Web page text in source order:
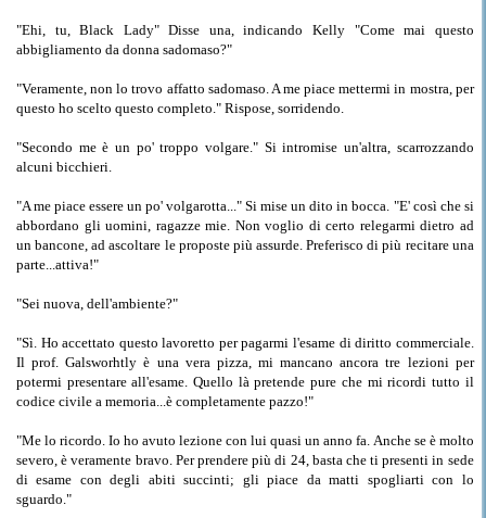
"Ehi, tu, Black Lady" Disse una, indicando Kelly "Come mai questo
abbigliamento da donna sadomaso?"
"Veramente, non lo trovo affatto sadomaso. A me piace mettermi in mostra, per
questo ho scelto questo completo." Rispose, sorridendo.
"Secondo me è un po' troppo volgare." Si intromise un'altra, scarrozzando
alcuni bicchieri.
"A me piace essere un po' volgarotta..." Si mise un dito in bocca. "E' così che si
abbordano gli uomini, ragazze mie. Non voglio di certo relegarmi dietro ad
un bancone, ad ascoltare le proposte più assurde. Preferisco di più recitare una
parte...attiva!"
"Sei nuova, dell'ambiente?"
"Sì. Ho accettato questo lavoretto per pagarmi l'esame di diritto commerciale.
Il prof. Galsworhtly è una vera pizza, mi mancano ancora tre lezioni per
potermi presentare all'esame. Quello là pretende pure che mi ricordi tutto il
codice civile a memoria...è completamente pazzo!"
"Me lo ricordo. Io ho avuto lezione con lui quasi un anno fa. Anche se è molto
severo, è veramente bravo. Per prendere più di 24, basta che ti presenti in sede
di esame con degli abiti succinti; gli piace da matti spogliarti con lo
sguardo."